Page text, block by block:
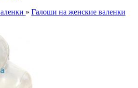
» Галоши на женские валенки